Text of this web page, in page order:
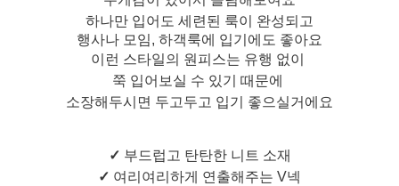
하나만 입어도 세련된 룩이 완성되고
행사나 모임, 하객룩에 입기에도 좋아요
이런 스타일의 원피스는 유행 없이
쭉 입어보실 수 있기 때문에
소장해두시면 두고두고 입기 좋으실거에요
✓ 부드럽고 탄탄한 니트 소재
✓ 여리여리하게 연출해주는 V넥